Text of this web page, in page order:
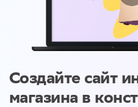
Создайте сайт
магазина в